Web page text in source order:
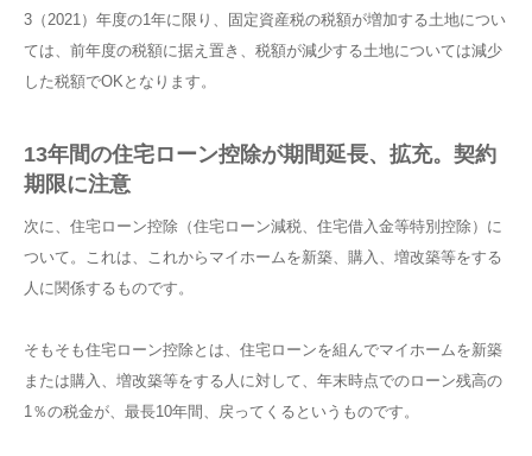
3（2021）年度の1年に限り、固定資産税の税額が増加する土地につい
ては、前年度の税額に据え置き、税額が減少する土地については減少
した税額でOKとなります。
13年間の住宅ローン控除が期間延長、拡充。契約
期限に注意
次に、住宅ローン控除（住宅ローン減税、住宅借入金等特別控除）に
ついて。これは、これからマイホームを新築、購入、増改築等をする
人に関係するものです。
そもそも住宅ローン控除とは、住宅ローンを組んでマイホームを新築
または購入、増改築等をする人に対して、年末時点でのローン残高の
1％の税金が、最長10年間、戻ってくるというものです。